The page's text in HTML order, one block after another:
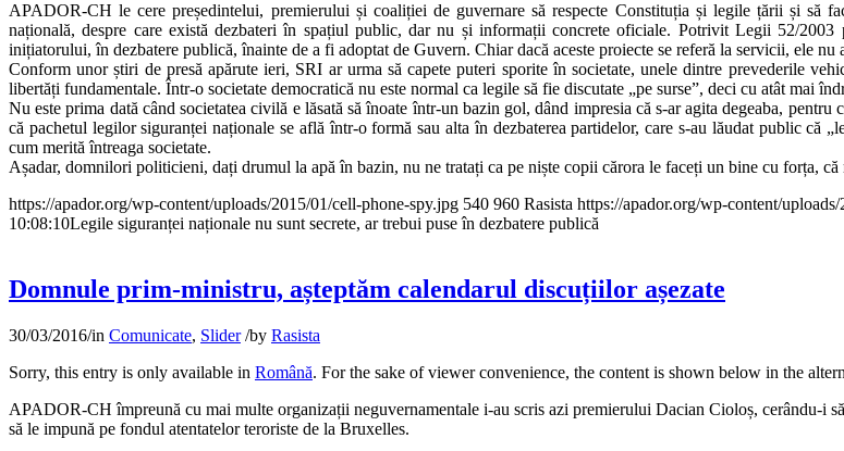
APADOR-CH le cere președintelui, premierului și coaliției de guvernare să respecte Constituția și legile țării și să
națională, despre care există dezbateri în spațiul public, dar nu și informații concrete oficiale. Potrivit Legii 52/
inițiatorului, în dezbatere publică, înainte de a fi adoptat de Guvern. Chiar dacă aceste proiecte se referă la servicii, ele nu
Conform unor știri de presă apărute ieri, SRI ar urma să capete puteri sporite în societate, unele dintre prevederile
libertăți fundamentale. Într-o societate democratică nu este normal ca legile să fie discutate „pe surse”, deci cu atât mai
Nu este prima dată când societatea civilă e lăsată să înoate într-un bazin gol, dând impresia că s-ar agita degeaba,
că pachetul legilor siguranței naționale se află într-o formă sau alta în dezbaterea partidelor, care s-au lăudat public că
cum merită întreaga societate.
Așadar, domnilori politicieni, dați drumul la apă în bazin, nu ne tratați ca pe niște copii cărora le faceți un bine cu forța,
https://apador.org/wp-content/uploads/2015/01/cell-phone-spy.jpg 540 960 Rasista https://apador.org/wp-content/
10:08:10Legile siguranței naționale nu sunt secrete, ar trebui puse în dezbatere publică
Domnule prim-ministru, așteptăm calendarul discuțiilor așezate
30/03/2016/in Comunicate, Slider /by Rasista
Sorry, this entry is only available in Română. For the sake of viewer convenience, the content is shown below in the
APADOR-CH împreună cu mai multe organizații neguvernamentale i-au scris azi premierului Dacian Cioloș, cerându-i
să le impună pe fondul atentatelor teroriste de la Bruxelles.